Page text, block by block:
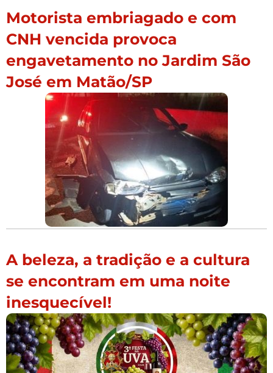
Motorista embriagado e com
CNH vencida provoca
engavetamento no Jardim São
José em Matão/SP
A beleza, a tradição e a cultura
se encontram em uma noite
inesquecível!